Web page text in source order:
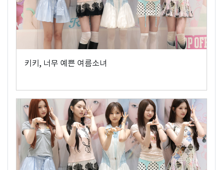
키키, 너무 예쁜 여름소녀